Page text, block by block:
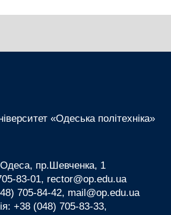
«Одеська політехніка»
пр.Шевченка, 1
83-01, rector@op.edu.ua
705-84-42, mail@op.edu.ua
+38 (048) 705-83-33,